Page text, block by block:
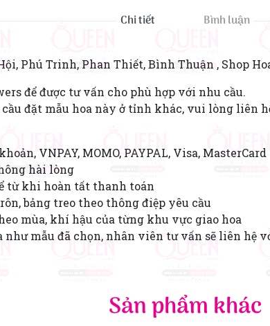
Chi tiết Bình luận
Phú Trinh, Phan Thiết, Bình Thuận , Shop
để được tư vấn cho phù hợp với nhu cầu.
đặt mẫu hoa này ở tỉnh khác, vui lòng liên
VNPAY, MOMO, PAYPAL, Visa, MasterCard
hài lòng
từ khi hoàn tất thanh toán
bảng treo theo thông điệp yêu cầu
mùa, khí hậu của từng khu vực giao hoa
mẫu đã chọn, nhân viên tư vấn sẽ liên hệ
Sản phẩm khác